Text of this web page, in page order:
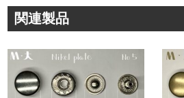
す。
外径が同じサイズだから、どこの
金具は、製造しているメーカーの
形状やRが異なります。
厳密に見ると、Capのくるみ(絞り
関連製品